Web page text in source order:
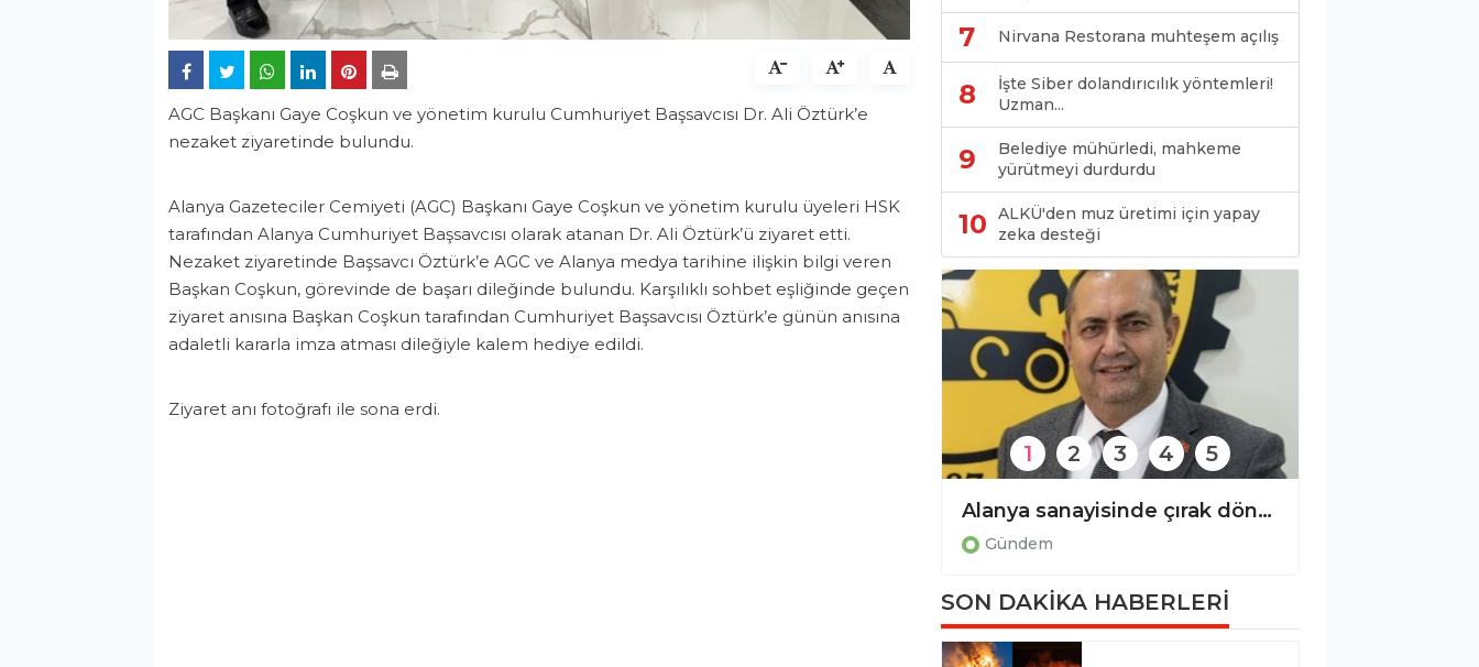
AGC Başkanı Gaye Coşkun ve yönetim kurulu Cumhuriyet Başsavcısı Dr. Ali Öztürk’e
nezaket ziyaretinde bulundu.
Alanya Gazeteciler Cemiyeti (AGC) Başkanı Gaye Coşkun ve yönetim kurulu üyeleri HSK
tarafından Alanya Cumhuriyet Başsavcısı olarak atanan Dr. Ali Öztürk’ü ziyaret etti.
Nezaket ziyaretinde Başsavcı Öztürk’e AGC ve Alanya medya tarihine ilişkin bilgi veren
Başkan Coşkun, görevinde de başarı dileğinde bulundu. Karşılıklı sohbet eşliğinde geçen
ziyaret anısına Başkan Coşkun tarafından Cumhuriyet Başsavcısı Öztürk’e günün anısına
adaletli kararla imza atması dileğiyle kalem hediye edildi.
Ziyaret anı fotoğrafı ile sona erdi.
7 Nirvana Restorana muhteşem açılış
8
İşte Siber dolandırıcılık yöntemleri!
Uzman...
9
Belediye mühürledi, mahkeme
yürütmeyi durdurdu
10
ALKÜ'den muz üretimi için yapay
zeka desteği
Alanya sanayisinde çırak dönemi bitti, ustalık devri başladı!
Gündem
1 2 3 4 5
SON DAKİKA HABERLERİ